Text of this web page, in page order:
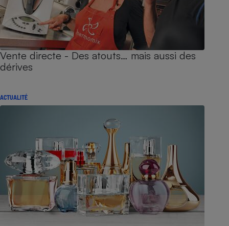
Vente directe - Des atouts… mais aussi des
dérives
ACTUALITÉ